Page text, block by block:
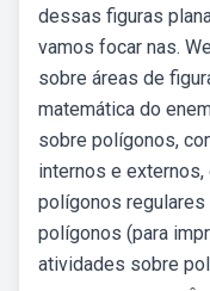
dessas figuras
vamos focar nas.
sobre áreas de
matemática do
sobre polígonos,
internos e
polígonos
polígonos (para
atividades sobre